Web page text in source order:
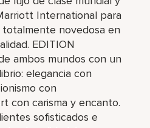
International para
novedosa en
EDITION
ambos mundos con un
elegancia con
con
con carisma y encanto.
sofisticados e